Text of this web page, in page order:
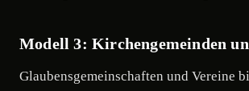
Modell 3: Kirchengemeinden
Glaubensgemeinschaften und Vereine